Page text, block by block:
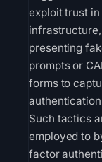
exploit trust
presenting
prompts or
forms to
Such tactics
employed to
factor